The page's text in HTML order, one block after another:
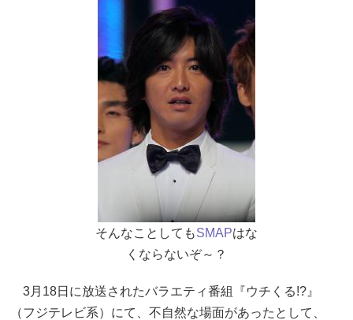
そんなことしてもSMAPはな
くならないぞ～？
3月18日に放送されたバラエティ番組『ウチくる!?』
（フジテレビ系）にて、不自然な場面があったとして、